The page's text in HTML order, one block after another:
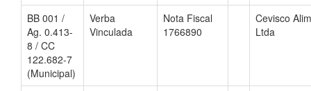
BB 001 /
Ag. 0.413-
8 / CC
122.682-7
(Municipal)
Verba
Vinculada
Nota Fiscal
1766890
Cevisco
Ltda